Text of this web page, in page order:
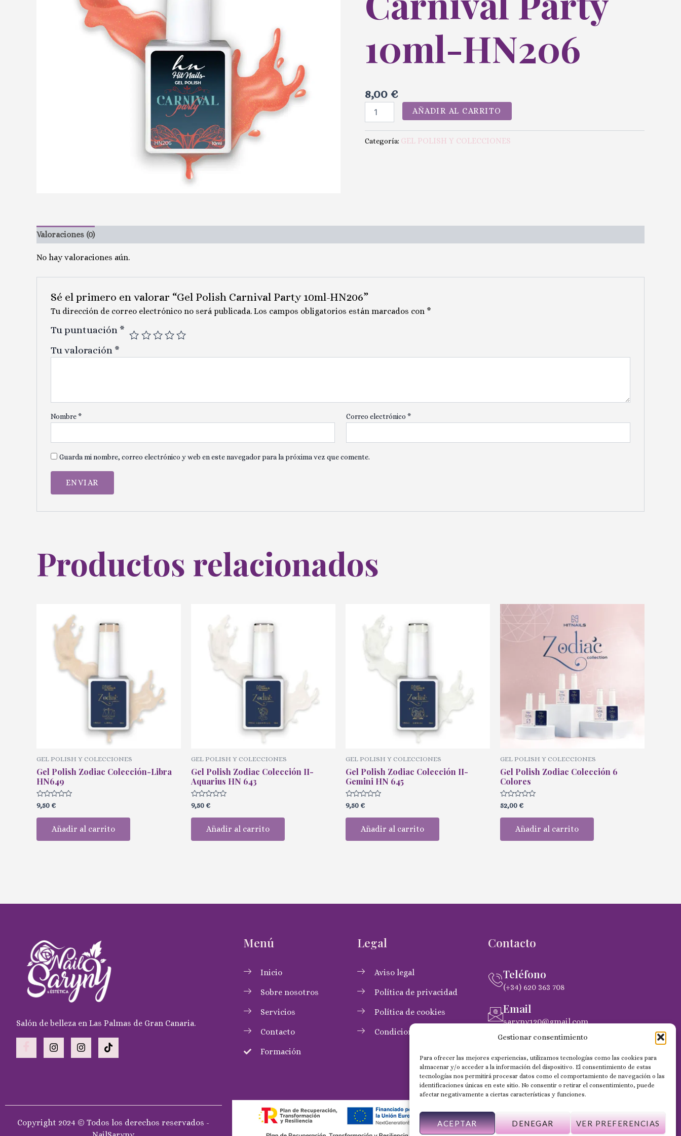
Gestionar consentimiento
Para ofrecer las mejores experiencias, utilizamos tecnologías como las cookies para
almacenar y/o acceder a la información del dispositivo. El consentimiento de estas
tecnologías nos permitirá procesar datos como el comportamiento de navegación o las
identificaciones únicas en este sitio. No consentir o retirar el consentimiento, puede
afectar negativamente a ciertas características y funciones.
ACEPTAR DENEGAR VER PREFERENCIAS
10ml-HN206
8,00 €
AÑADIR AL CARRITO
Categoría: GEL POLISH Y COLECCIONES
Valoraciones (0)
No hay valoraciones aún.
Sé el primero en valorar “Gel Polish Carnival Party 10ml-HN206”
Tu dirección de correo electrónico no será publicada. Los campos obligatorios están marcados con *
Tu puntuación *
Tu valoración *
Nombre* Correo electrónico*
Guarda mi nombre, correo electrónico y web en este navegador para la próxima vez que comente.
Productos relacionados
GEL POLISH Y COLECCIONES
Gel Polish Zodiac Colección-Libra
HN649
Valorado
con
0
9,50 €
Añadir al carrito
GEL POLISH Y COLECCIONES
Gel Polish Zodiac Colección II-
Aquarius HN 643
Valorado
con
0
9,50 €
Añadir al carrito
GEL POLISH Y COLECCIONES
Gel Polish Zodiac Colección II-
Gemini HN 645
Valorado
con
0
9,50 €
Añadir al carrito
GEL POLISH Y COLECCIONES
Gel Polish Zodiac Colección 6
Colores
Valorado
con
0
52,00 €
Añadir al carrito
Salón de belleza en Las Palmas de Gran Canaria.
Menú
Inicio
Sobre nosotros
Servicios
Contacto
Formación
Legal
Aviso legal
Política de privacidad
Política de cookies
Condiciones de compra
Contacto
Teléfono
(+34) 620 363 708
Email
saryny120@gmail.com
Dirección
C. Gobernador Marín Acuña, 53, (35014)
Las Palmas de Gran Canaria
Copyright 2024 © Todos los derechos reservados -
Web desarrollada por Wilapp España